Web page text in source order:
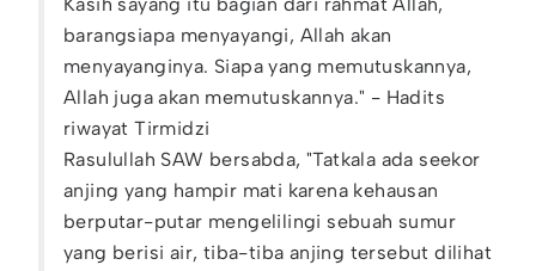
barangsiapa menyayangi, Allah akan
menyayanginya. Siapa yang memutuskannya,
Allah juga akan memutuskannya." - Hadits
riwayat Tirmidzi
Rasulullah SAW bersabda, "Tatkala ada seekor
anjing yang hampir mati karena kehausan
berputar-putar mengelilingi sebuah sumur
yang berisi air, tiba-tiba anjing tersebut dilihat